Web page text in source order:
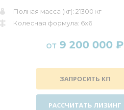
Полная масса (кг): 21300 кг
Колесная формула: 6x6
от 9 200 000 ₽
ЗАПРОСИТЬ КП
РАССЧИТАТЬ ЛИЗИНГ